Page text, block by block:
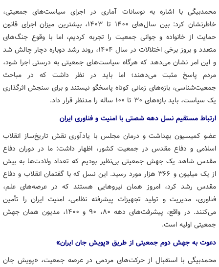
محمدبیگی با اشاره به نوسانات آماری در اجرای سیاست‌های جمعیتی،
خاطرنشان کرد: بین سال‌های ۱۴۰۰ تا ۱۴۰۳، بیشترین میزان اجرای قانون
حمایت از خانواده و جوانی جمعیت را تجربه کردیم، اما با وقوع جنگ‌های
متعدد و بروز برخی اختلالات در سال ۱۴۰۴، روند رشد دوباره دچار چالش شد
و این امر نشان می‌دهد که هرگاه سیاست‌های جمعیتی به درستی اجرا شود،
مردم پاسخ مثبت می‌دهند؛ اما باید در نظر داشت که در مباحث
جمعیت‌شناسی، بازه‌های زمانی کوتاه پاسخگو نیستند و برای سنجش اثرگذاری
یک سیاست، باید بازه‌های ۳۰ تا ۱۰۰ ساله را مدنظر قرار داد.
ارتباط مستقیم نسل دهه شصتی با امنیت و فناوری ایران
عضو کمیسیون بهداشت و درمان مجلس با یادآوری نقش تاریخ‌ساز انقلاب
اسلامی و دفاع مقدس در جمعیت کشور، اظهار داشت: ما در دوران دفاع
مقدس شاهد یک جهش جمعیتی بی‌نظیر بودیم که تعداد ولادت‌ها به بیش
از یک میلیون و ۳۶۶ هزار مورد رسید. این نسل که با گفتمان انقلاب و دفاع
مقدس رشد کرد، امروز همان نیروهایی هستند که در عرصه‌های علم،
فناوری، مدیریت و تولید تجهیزات پیشرفته نظامی، امنیت ایران را تأمین
می‌کنند. در واقع، پیشرفت‌های دهه ۸۰، ۹۰ و ۱۴۰۰، مدیون همان جهش
جمعیتی اولیه است.
دعوت به جهش دوم جمعیتی از طریق «پویش جان ایران»
محمدبیگی با استقبال از حرکت‌های مردمی در عرصه جمعیت، «پویش جان